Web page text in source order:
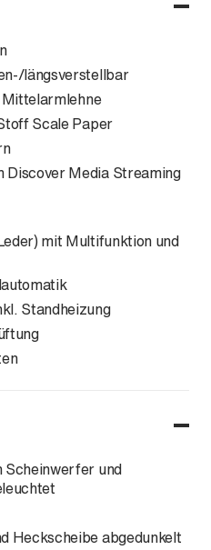
längsverstellbar
Scale Paper
Discover Media Streaming
mit Multifunktion und
Standheizung
Scheinwerfer und
Heckscheibe abgedunkelt